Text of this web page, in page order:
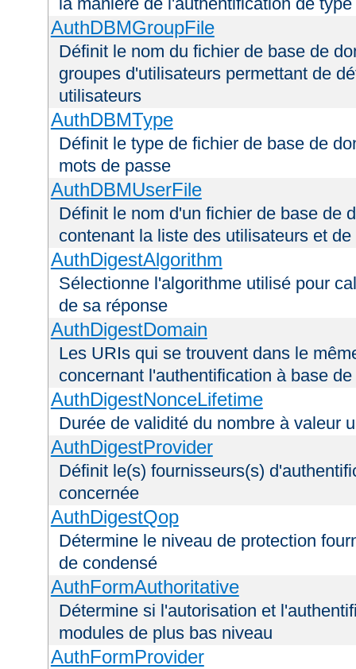
AuthDBMGroupFile
Définit le nom du fichier de base de
groupes d'utilisateurs permettant de
utilisateurs
AuthDBMType
Définit le type de fichier de base de
mots de passe
AuthDBMUserFile
Définit le nom d'un fichier de base de
contenant la liste des utilisateurs et
AuthDigestAlgorithm
Sélectionne l'algorithme utilisé pour
de sa réponse
AuthDigestDomain
Les URIs qui se trouvent dans le
concernant l'authentification à base
AuthDigestNonceLifetime
Durée de validité du nombre à valeur
AuthDigestProvider
Définit le(s) fournisseurs(s)
concernée
AuthDigestQop
Détermine le niveau de protection
de condensé
AuthFormAuthoritative
Détermine si l'autorisation et
modules de plus bas niveau
AuthFormProvider